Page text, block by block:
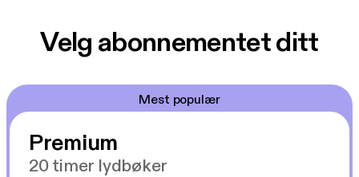
Velg abonnementet ditt
Mest populær
Premium
20 timer lydbøker